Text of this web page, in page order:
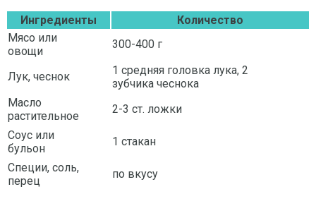
Ингредиенты
Количество
Мясо или
овощи
300-400 г
Лук, чеснок
1 средняя головка лука, 2
зубчика чеснока
Масло
растительное
2-3 ст. ложки
Соус или
бульон
1 стакан
Специи, соль,
перец
по вкусу